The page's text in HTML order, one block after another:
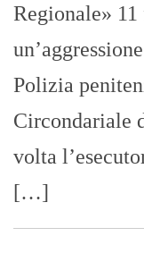
Regionale»
Polizia
Circondariale
volta
[…]